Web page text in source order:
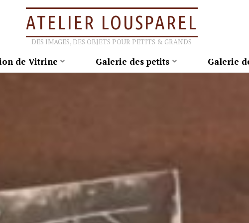
ATELIER LOUSPAREL
DES IMAGES, DES OBJETS POUR PETITS & GRANDS
de Vitrine Galerie des petits Galerie